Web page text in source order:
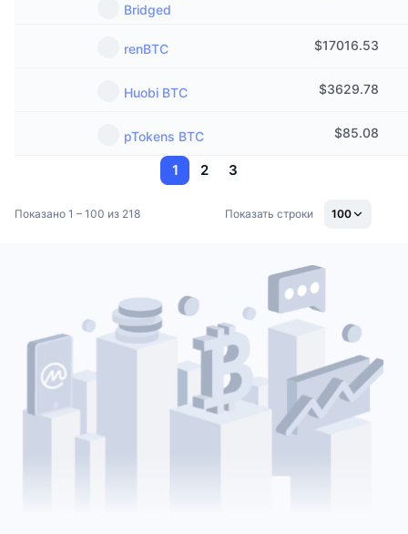
Bridged
renBTC $17016.53
Huobi BTC $3629.78
pTokens BTC $85.08
1 2 3
Показано 1 – 100 из 218 Показать строки 100